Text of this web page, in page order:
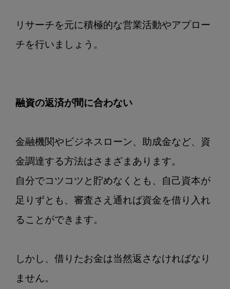
リサーチを元に積極的な営業活動やアプロー
チを行いましょう。
融資の返済が間に合わない
金融機関やビジネスローン、助成金など、資
金調達する方法はさまざまあります。
自分でコツコツと貯めなくとも、自己資本が
足りずとも、審査さえ通れば資金を借り入れ
ることができます。
しかし、借りたお金は当然返さなければなり
ません。